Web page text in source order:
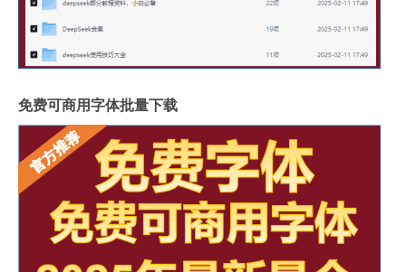
免费可商用字体批量下载